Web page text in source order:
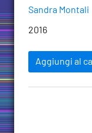
Sandra Montali
2016
Aggiungi al